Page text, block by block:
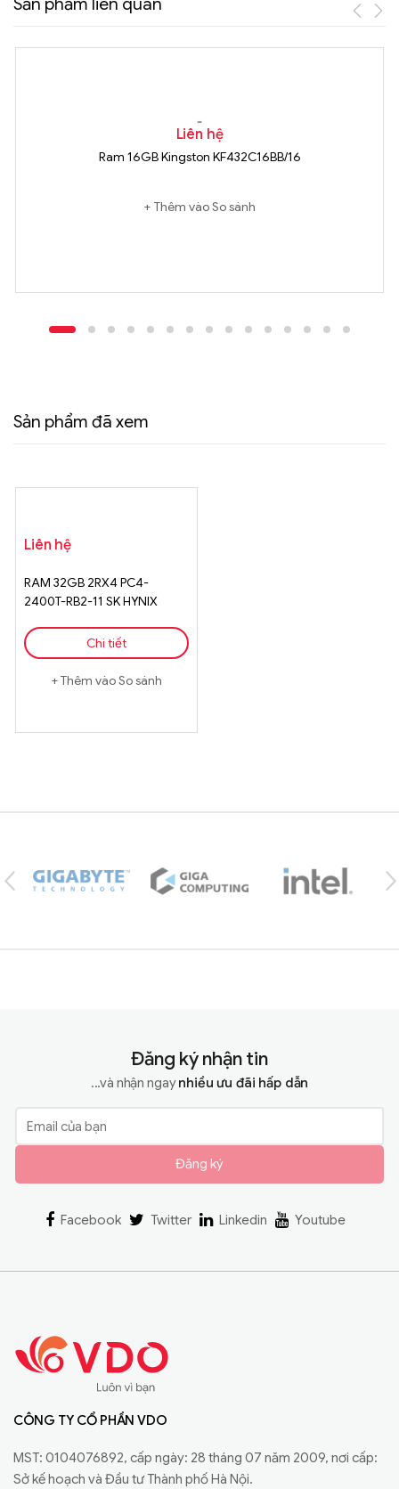
Liên hệ
Ram 16GB Kingston KF432C16BB/16
Thêm vào So sánh
Sản phẩm đã xem
Liên hệ
RAM 32GB 2RX4 PC4-
2400T-RB2-11 SK HYNIX
Chi tiết
Thêm vào So sánh
Đăng ký nhận tin
...và nhận ngaynhiều ưu đãi hấp dẫn
Đăng ký
Facebook Twitter Linkedin Youtube
CÔNG TY CỔ PHẦN VDO
MST: 0104076892, cấp ngày: 28 tháng 07 năm 2009, nơi cấp:
Sở kế hoạch và Đầu tư Thành phố Hà Nội.